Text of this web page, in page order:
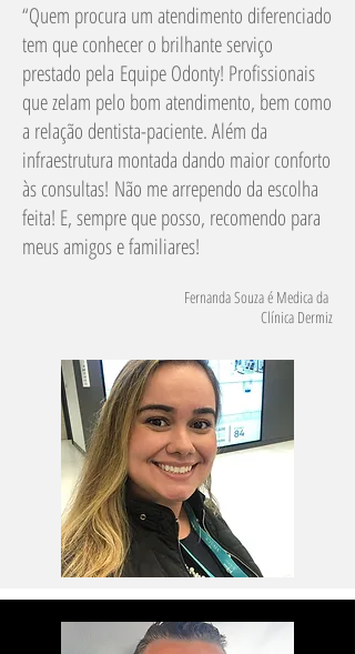
“Quem procura um atendimento diferenciado
tem que conhecer o brilhante serviço
prestado pela Equipe Odonty! Profissionais
que zelam pelo bom atendimento, bem como
a relação dentista-paciente. Além da
infraestrutura montada dando maior conforto
às consultas! Não me arrependo da escolha
feita! E, sempre que posso, recomendo para
meus amigos e familiares!
Fernanda Souza é Medica da
Clínica Dermiz